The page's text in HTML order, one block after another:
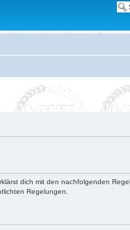
dich mit den nachfolgenden
Regelungen.